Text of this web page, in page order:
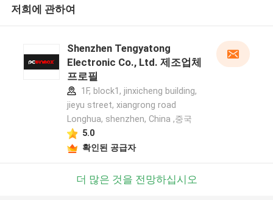
저희에 관하여
Shenzhen Tengyatong
Electronic Co., Ltd. 제조업체
프로필
1F, block1, jinxicheng building,
jieyu street, xiangrong road
Longhua, shenzhen, China ,중국
5.0
확인된 공급자
더 많은 것을 전망하십시오